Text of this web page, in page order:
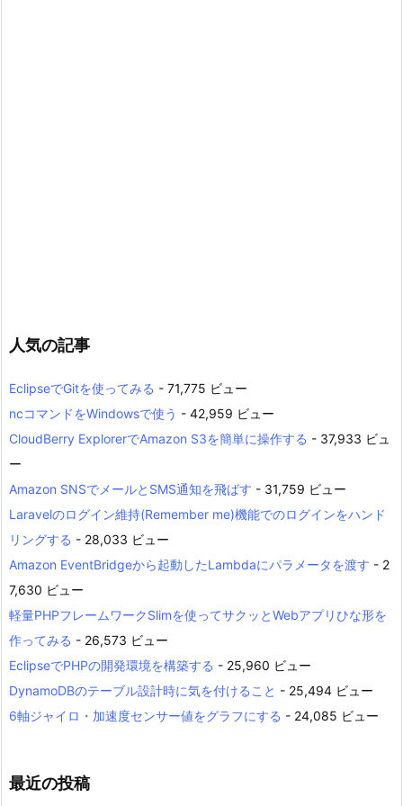
人気の記事
EclipseでGitを使ってみる - 71,775 ビュー
ncコマンドをWindowsで使う - 42,959 ビュー
CloudBerry ExplorerでAmazon S3を簡単に操作する - 37,933 ビュ
ー
Amazon SNSでメールとSMS通知を飛ばす - 31,759 ビュー
Laravelのログイン維持(Remember me)機能でのログインをハンド
リングする - 28,033 ビュー
Amazon EventBridgeから起動したLambdaにパラメータを渡す - 2
7,630 ビュー
軽量PHPフレームワークSlimを使ってサクッとWebアプリひな形を
作ってみる - 26,573 ビュー
EclipseでPHPの開発環境を構築する - 25,960 ビュー
DynamoDBのテーブル設計時に気を付けること - 25,494 ビュー
6軸ジャイロ・加速度センサー値をグラフにする - 24,085 ビュー
最近の投稿